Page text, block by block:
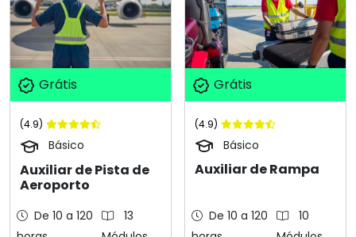
Grátis
(4.9)
Básico
Auxiliar de Pista de
Aeroporto
De 10 a 120
13
Grátis
(4.9)
Básico
Auxiliar de Rampa
De 10 a 120
10